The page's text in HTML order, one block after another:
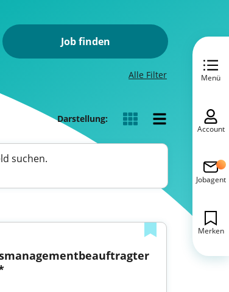
Job finden
Alle Filter
Darstellung:
suchen.
Menü
Account
Jobagent
Merken